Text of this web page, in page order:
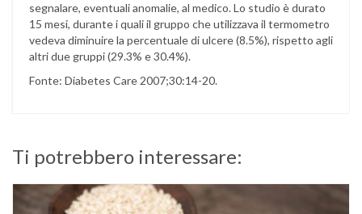
segnalare, eventuali anomalie, al medico. Lo studio è durato
15 mesi, durante i quali il gruppo che utilizzava il termometro
vedeva diminuire la percentuale di ulcere (8.5%), rispetto agli
altri due gruppi (29.3% e 30.4%).
Fonte: Diabetes Care 2007;30:14-20.
Ti potrebbero interessare: